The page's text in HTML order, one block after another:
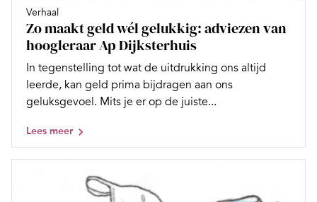
Verhaal
Zo maakt geld wél gelukkig: adviezen van
hoogleraar Ap Dijksterhuis
In tegenstelling tot wat de uitdrukking ons altijd
leerde, kan geld prima bijdragen aan ons
geluksgevoel. Mits je er op de juiste...
Lees meer